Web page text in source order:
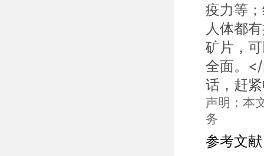
疫力等
人体都
矿片，
全面。
话，赶
声明：本
务
参考文